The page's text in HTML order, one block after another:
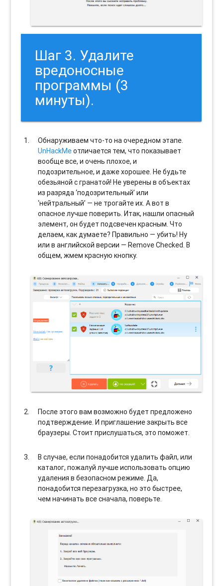
Шаг 3. Удалите
вредоносные
программы (3
минуты).
Обнаруживаем что-то на очередном этапе.
UnHackMeотличается тем, что показывает
вообще все, и очень плохое, и
подозрительное, и даже хорошее. Не будьте
обезьяной с гранатой! Не уверены в объектах
из разряда ‘подозрительный’ или
‘нейтральный’ — не трогайте их. А вот в
опасное лучше поверить. Итак, нашли опасный
элемент, он будет подсвечен красным. Что
делаем, как думаете? Правильно — убить! Ну
или в английской версии — Remove Checked. В
общем, жмем красную кнопку.
После этого вам возможно будет предложено
подтверждение. И приглашение закрыть все
браузеры. Стоит прислушаться, это поможет.
В случае, если понадобится удалить файл, или
каталог, пожалуй лучше использовать опцию
удаления в безопасном режиме. Да,
понадобится перезагрузка, но это быстрее,
чем начинать все сначала, поверьте.